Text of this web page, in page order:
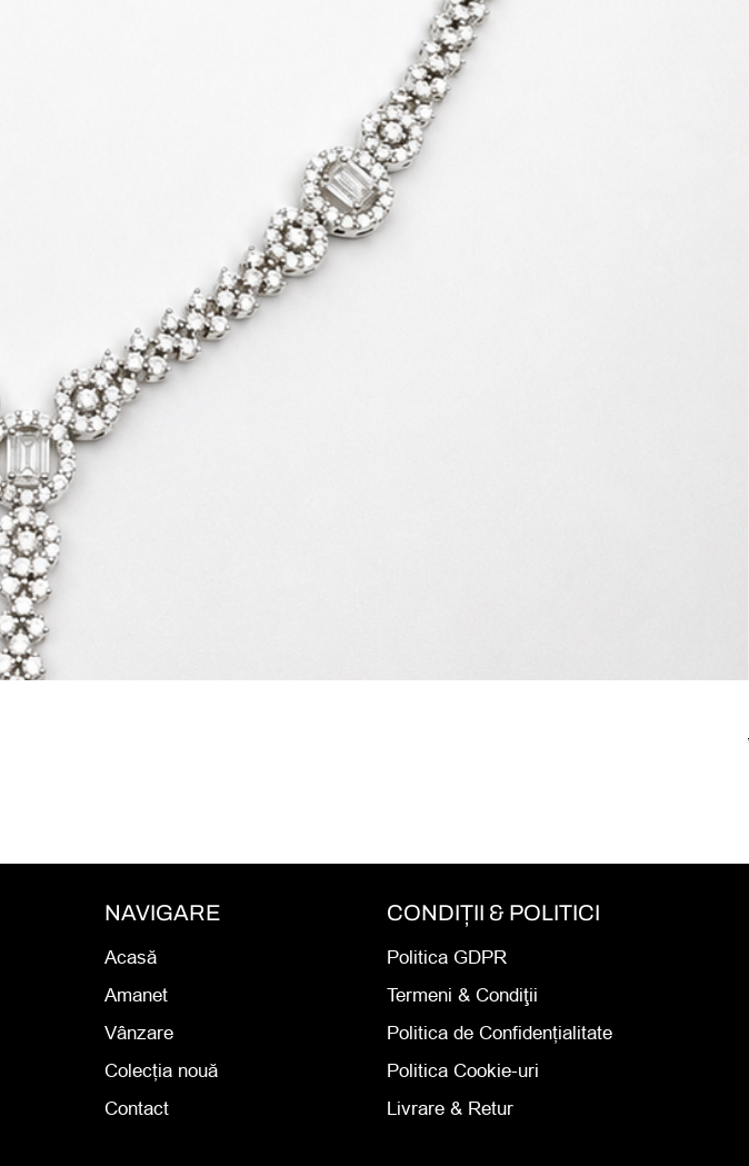
NAVIGARE
Acasă
Amanet
Vânzare
Colecția nouă
Contact
CONDIȚII & POLITICI
Politica GDPR
Termeni & Condiţii
Politica de Confidențialitate
Politica Cookie-uri
Livrare & Retur